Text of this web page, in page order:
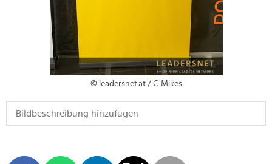
© leadersnet.at / C. Mikes